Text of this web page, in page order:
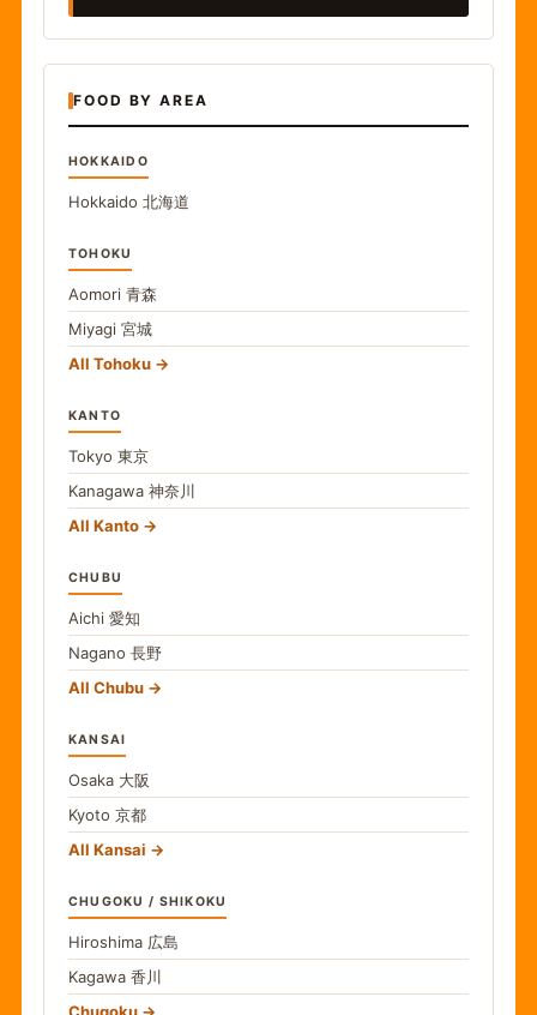
FOOD BY AREA
HOKKAIDO
Hokkaido 北海道
TOHOKU
Aomori 青森
Miyagi 宮城
All Tohoku
KANTO
Tokyo 東京
Kanagawa 神奈川
All Kanto
CHUBU
Aichi 愛知
Nagano 長野
All Chubu
KANSAI
Osaka 大阪
Kyoto 京都
All Kansai
CHUGOKU / SHIKOKU
Hiroshima 広島
Kagawa 香川